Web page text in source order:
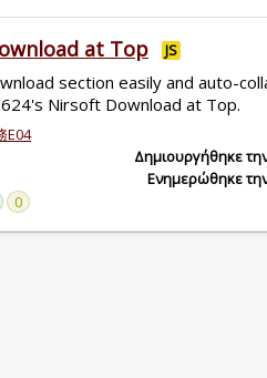
at Top JS
section easily and auto-
Nirsoft Download at Top.
E04
0
Δημιουργήθηκε
Ενημερώθηκε